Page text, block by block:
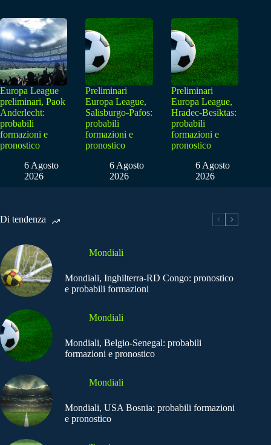
Europa League
preliminari, Paok
Anderlecht:
probabili
formazioni e
pronostico
6 Agosto
2026
Preliminari
Europa League,
Salisburgo-Pafos:
probabili
formazioni e
pronostico
6 Agosto
2026
Preliminari
Europa League,
Hradec-Besiktas:
probabili
formazioni e
pronostico
6 Agosto
2026
Di tendenza
Mondiali
Mondiali, Inghilterra-RD Congo: pronostico
e probabili formazioni
Mondiali
Mondiali, Belgio-Senegal: probabili
formazioni e pronostico
Mondiali
Mondiali, USA Bosnia: probabili formazioni
e pronostico